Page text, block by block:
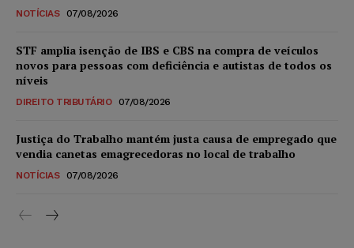
NOTÍCIAS 07/08/2026
STF amplia isenção de IBS e CBS na compra de veículos
novos para pessoas com deficiência e autistas de todos os
níveis
DIREITO TRIBUTÁRIO 07/08/2026
Justiça do Trabalho mantém justa causa de empregado que
vendia canetas emagrecedoras no local de trabalho
NOTÍCIAS 07/08/2026